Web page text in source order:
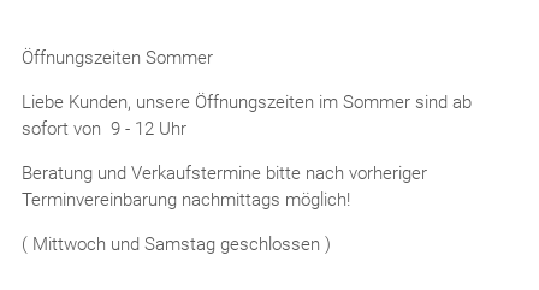
Öffnungszeiten Sommer
Liebe Kunden, unsere Öffnungszeiten im Sommer sind ab
sofort von 9 - 12 Uhr
Beratung und Verkaufstermine bitte nach vorheriger
Terminvereinbarung nachmittags möglich!
( Mittwoch und Samstag geschlossen )